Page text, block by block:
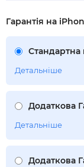
Гарантія на
Стандартна
Детальніше
Додаткова
Детальніше
Додаткова